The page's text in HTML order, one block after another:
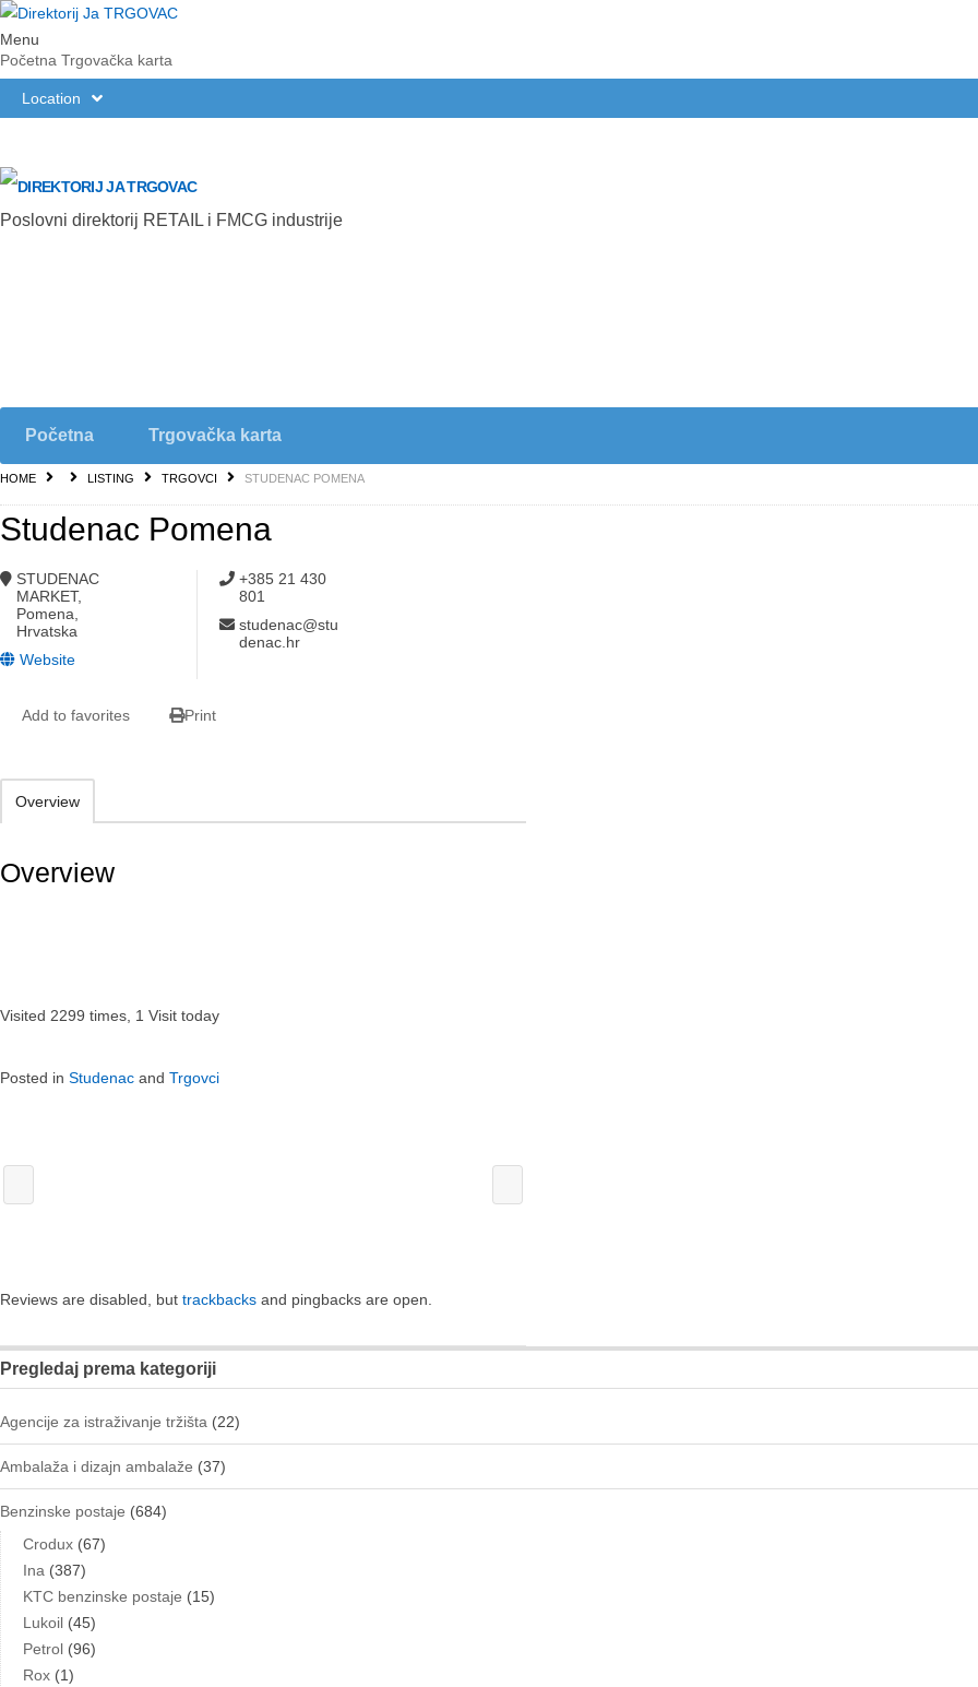
Menu
Početna Trgovačka karta
Location
Poslovni direktorij RETAIL i FMCG industrije
Početna Trgovačka karta
HOME LISTING TRGOVCI STUDENAC POMENA
Studenac Pomena
STUDENAC
MARKET,
Pomena,
Hrvatska
Website
+385 21 430
801
studenac@stu
denac.hr
Add to favorites Print
Overview
Overview
Visited 2299 times, 1 Visit today
Posted in Studenac and Trgovci
Reviews are disabled, but trackbacks and pingbacks are open.
Pregledaj prema kategoriji
Agencije za istraživanje tržišta (22)
Ambalaža i dizajn ambalaže (37)
Benzinske postaje (684)
Crodux (67)
Ina (387)
KTC benzinske postaje (15)
Lukoil (45)
Petrol (96)
Rox (1)